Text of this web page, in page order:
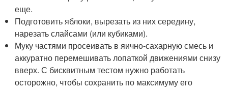
еще.
Подготовить яблоки, вырезать из них середину,
нарезать слайсами (или кубиками).
Муку частями просеивать в яично-сахарную смесь и
аккуратно перемешивать лопаткой движениями снизу
вверх. С бисквитным тестом нужно работать
осторожно, чтобы сохранить по максимуму его